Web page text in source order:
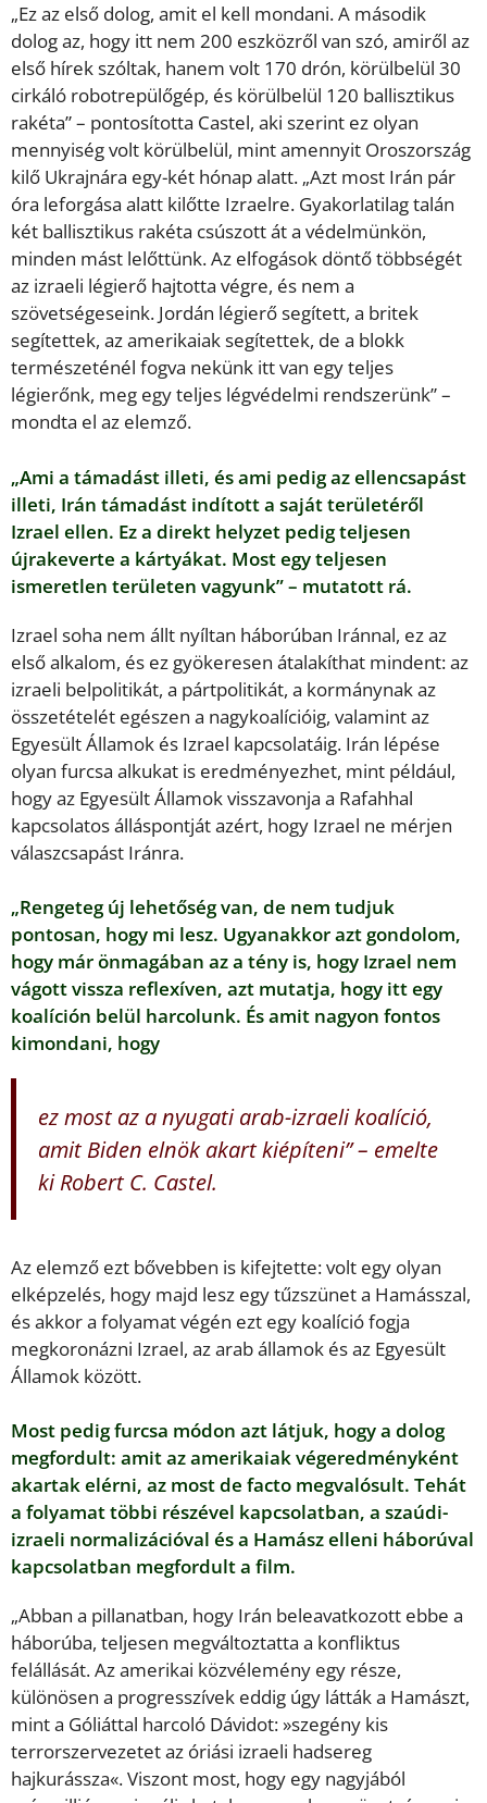
„Ez az első dolog, amit el kell mondani. A második
dolog az, hogy itt nem 200 eszközről van szó, amiről az
első hírek szóltak, hanem volt 170 drón, körülbelül 30
cirkáló robotrepülőgép, és körülbelül 120 ballisztikus
rakéta” – pontosította Castel, aki szerint ez olyan
mennyiség volt körülbelül, mint amennyit Oroszország
kilő Ukrajnára egy-két hónap alatt. „Azt most Irán pár
óra leforgása alatt kilőtte Izraelre. Gyakorlatilag talán
két ballisztikus rakéta csúszott át a védelmünkön,
minden mást lelőttünk. Az elfogások döntő többségét
az izraeli légierő hajtotta végre, és nem a
szövetségeseink. Jordán légierő segített, a britek
segítettek, az amerikaiak segítettek, de a blokk
természeténél fogva nekünk itt van egy teljes
légierőnk, meg egy teljes légvédelmi rendszerünk” –
mondta el az elemző.
„Ami a támadást illeti, és ami pedig az ellencsapást
illeti, Irán támadást indított a saját területéről
Izrael ellen. Ez a direkt helyzet pedig teljesen
újrakeverte a kártyákat. Most egy teljesen
ismeretlen területen vagyunk” – mutatott rá.
Izrael soha nem állt nyíltan háborúban Iránnal, ez az
első alkalom, és ez gyökeresen átalakíthat mindent: az
izraeli belpolitikát, a pártpolitikát, a kormánynak az
összetételét egészen a nagykoalícióig, valamint az
Egyesült Államok és Izrael kapcsolatáig. Irán lépése
olyan furcsa alkukat is eredményezhet, mint például,
hogy az Egyesült Államok visszavonja a Rafahhal
kapcsolatos álláspontját azért, hogy Izrael ne mérjen
válaszcsapást Iránra.
„Rengeteg új lehetőség van, de nem tudjuk
pontosan, hogy mi lesz. Ugyanakkor azt gondolom,
hogy már önmagában az a tény is, hogy Izrael nem
vágott vissza reflexíven, azt mutatja, hogy itt egy
koalíción belül harcolunk. És amit nagyon fontos
kimondani, hogy
ez most az a nyugati arab-izraeli koalíció,
amit Biden elnök akart kiépíteni” – emelte
ki Robert C. Castel.
Az elemző ezt bővebben is kifejtette: volt egy olyan
elképzelés, hogy majd lesz egy tűzszünet a Hamásszal,
és akkor a folyamat végén ezt egy koalíció fogja
megkoronázni Izrael, az arab államok és az Egyesült
Államok között.
Most pedig furcsa módon azt látjuk, hogy a dolog
megfordult: amit az amerikaiak végeredményként
akartak elérni, az most de facto megvalósult. Tehát
a folyamat többi részével kapcsolatban, a szaúdi-
izraeli normalizációval és a Hamász elleni háborúval
kapcsolatban megfordult a film.
„Abban a pillanatban, hogy Irán beleavatkozott ebbe a
háborúba, teljesen megváltoztatta a konfliktus
felállását. Az amerikai közvélemény egy része,
különösen a progresszívek eddig úgy látták a Hamászt,
mint a Góliáttal harcoló Dávidot: »szegény kis
terrorszervezetet az óriási izraeli hadsereg
hajkurássza«. Viszont most, hogy egy nagyjából